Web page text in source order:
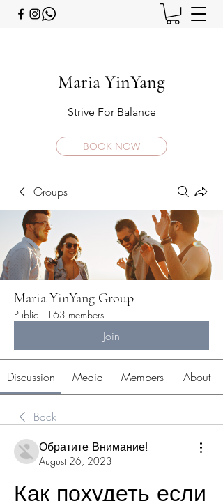
Maria YinYang
Strive For Balance
BOOK NOW
Groups
Maria YinYang Group
Public · 163 members
Join
Discussion Media Members About
Back
Обратите Внимание!
August 26, 2023
Как похудеть если